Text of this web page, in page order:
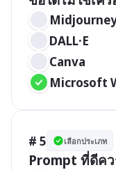
DALL·E
Canva
Microsoft
# 5 เลือกประเภท
Prompt ที่ดีค